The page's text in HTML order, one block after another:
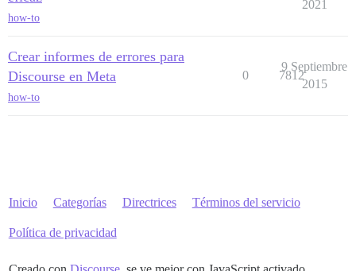
how-to
2021
Crear informes de errores para
Discourse en Meta
how-to
0 7812
9 Septiembre
2015
Inicio Categorías Directrices Términos del servicio
Política de privacidad